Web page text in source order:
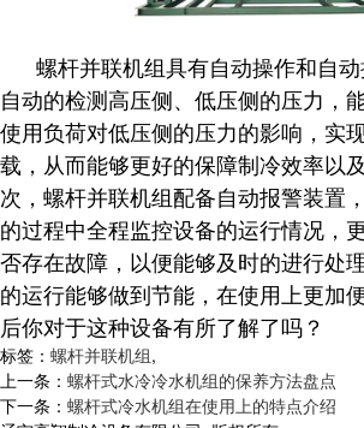
螺杆并联机组具有自动操作和自动
自动的检测高压侧、低压侧的压力，
使用负荷对低压侧的压力的影响，实
载，从而能够更好的保障制冷效率以
次，螺杆并联机组配备自动报警装置
的过程中全程监控设备的运行情况，
否存在故障，以便能够及时的进行处
的运行能够做到节能，在使用上更加
后你对于这种设备有所了解了吗？
标签： 螺杆并联机组,
上一条： 螺杆式水冷冷水机组的保养方法盘点
下一条： 螺杆式冷水机组在使用上的特点介绍